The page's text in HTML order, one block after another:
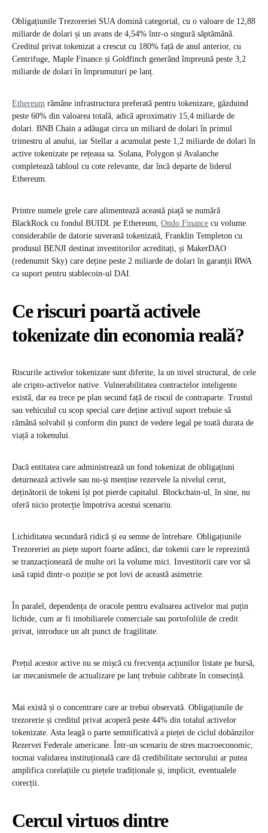
Obligațiunile Trezoreriei SUA domină categorial, cu o valoare de 12,88
miliarde de dolari și un avans de 4,54% într-o singură săptămână.
Creditul privat tokenizat a crescut cu 180% față de anul anterior, cu
Centrifuge, Maple Finance și Goldfinch generând împreună peste 3,2
miliarde de dolari în împrumuturi pe lanț.
Ethereum rămâne infrastructura preferată pentru tokenizare, găzduind
peste 60% din valoarea totală, adică aproximativ 15,4 miliarde de
dolari. BNB Chain a adăugat circa un miliard de dolari în primul
trimestru al anului, iar Stellar a acumulat peste 1,2 miliarde de dolari în
active tokenizate pe rețeaua sa. Solana, Polygon și Avalanche
completează tabloul cu cote relevante, dar încă departe de liderul
Ethereum.
Printre numele grele care alimentează această piață se numără
BlackRock cu fondul BUIDL pe Ethereum, Ondo Finance cu volume
considerabile de datorie suverană tokenizată, Franklin Templeton cu
produsul BENJI destinat investitorilor acreditați, și MakerDAO
(redenumit Sky) care deține peste 2 miliarde de dolari în garanții RWA
ca suport pentru stablecoin-ul DAI.
Ce riscuri poartă activele
tokenizate din economia reală?
Riscurile activelor tokenizate sunt diferite, la un nivel structural, de cele
ale cripto-activelor native. Vulnerabilitatea contractelor inteligente
există, dar ea trece pe plan secund față de riscul de contraparte. Trustul
sau vehiculul cu scop special care deține activul suport trebuie să
rămână solvabil și conform din punct de vedere legal pe toată durata de
viață a tokenului.
Dacă entitatea care administrează un fond tokenizat de obligațiuni
deturnează activele sau nu-și menține rezervele la nivelul cerut,
deținătorii de tokeni își pot pierde capitalul. Blockchain-ul, în sine, nu
oferă nicio protecție împotriva acestui scenariu.
Lichiditatea secundară ridică și ea semne de întrebare. Obligațiunile
Trezoreriei au piețe suport foarte adânci, dar tokenii care le reprezintă
se tranzacționează de multe ori la volume mici. Investitorii care vor să
iasă rapid dintr-o poziție se pot lovi de această asimetrie.
În paralel, dependența de oracole pentru evaluarea activelor mai puțin
lichide, cum ar fi imobiliarele comerciale sau portofoliile de credit
privat, introduce un alt punct de fragilitate.
Prețul acestor active nu se mișcă cu frecvența acțiunilor listate pe bursă,
iar mecanismele de actualizare pe lanț trebuie calibrate în consecință.
Mai există și o concentrare care ar trebui observată. Obligațiunile de
trezorerie și creditul privat acoperă peste 44% din totalul activelor
tokenizate. Asta leagă o parte semnificativă a pieței de ciclul dobânzilor
Rezervei Federale americane. Într-un scenariu de stres macroeconomic,
tocmai validarea instituțională care dă credibilitate sectorului ar putea
amplifica corelațiile cu piețele tradiționale și, implicit, eventualele
corecții.
Cercul virtuos dintre